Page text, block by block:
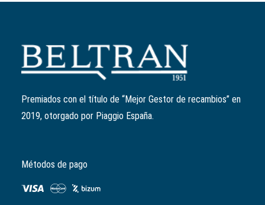
Junta tapa volante
840504
Premiados con el título de “Mejor Gestor de recambios” en
2019, otorgado por Piaggio España.
Métodos de pago